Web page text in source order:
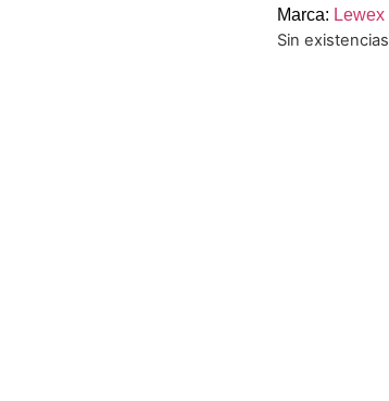
Marca: Lewex
Sin existencias